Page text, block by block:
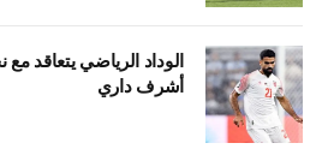
الوداد الرياضي يتعاقد
أشرف داري